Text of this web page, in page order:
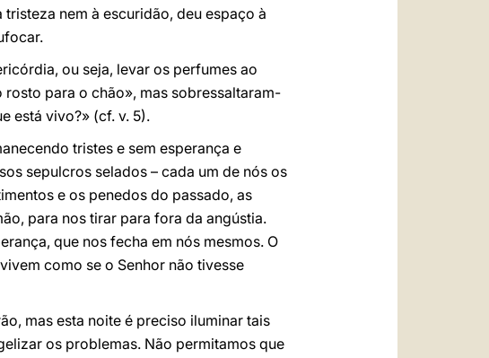
nem à escuridão, deu espaço à
ou seja, levar os perfumes ao
para o chão», mas sobressaltaram-
está vivo?» (cf. v. 5).
tristes e sem esperança e
sepulcros selados – cada um de nós os
e os penedos do passado, as
para nos tirar para fora da angústia.
que nos fecha em nós mesmos. O
como se o Senhor não tivesse
mas esta noite é preciso iluminar tais
os problemas. Não permitamos que